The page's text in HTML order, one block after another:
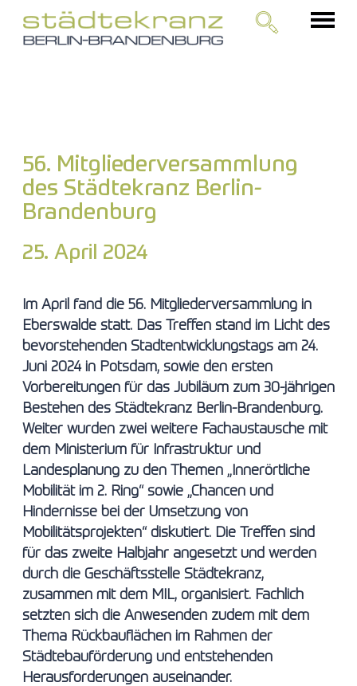
56. Mitgliederversammlung
des Städtekranz Berlin-
Brandenburg
25. April 2024
Im April fand die 56. Mitgliederversammlung in
Eberswalde statt. Das Treffen stand im Licht des
bevorstehenden Stadtentwicklungstags am 24.
Juni 2024 in Potsdam, sowie den ersten
Vorbereitungen für das Jubiläum zum 30-jährigen
Bestehen des Städtekranz Berlin-Brandenburg.
Weiter wurden zwei weitere Fachaustausche mit
dem Ministerium für Infrastruktur und
Landesplanung zu den Themen „Innerörtliche
Mobilität im 2. Ring“ sowie „Chancen und
Hindernisse bei der Umsetzung von
Mobilitätsprojekten“ diskutiert. Die Treffen sind
für das zweite Halbjahr angesetzt und werden
durch die Geschäftsstelle Städtekranz,
zusammen mit dem MIL, organisiert. Fachlich
setzten sich die Anwesenden zudem mit dem
Thema Rückbauflächen im Rahmen der
Städtebauförderung und entstehenden
Herausforderungen auseinander.